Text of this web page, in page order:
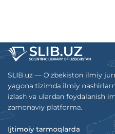
va metrologik
taʼminlashga doir
berib boradigan ilmiy
aks ettirgan oʻzbek,
maqolalarni yozib
SLIB.uz — O'zbekiston ilmiy
yagona tizimda ilmiy
izlash va ulardan foydalanish
zamonaviy platforma.
Ijtimoiy tarmoqlarda